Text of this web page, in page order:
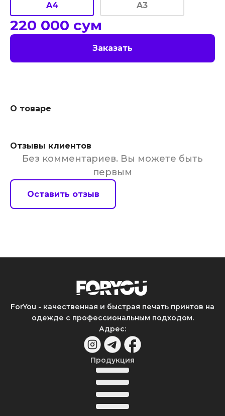
A4
A3
220 000 сум
Заказать
О товаре
Отзывы клиентов
Без комментариев. Вы можете быть
первым
Оставить отзыв
ForYou - качественная и быстрая печать принтов на
одежде с профессиональным подходом.
Адрес:
Продукция